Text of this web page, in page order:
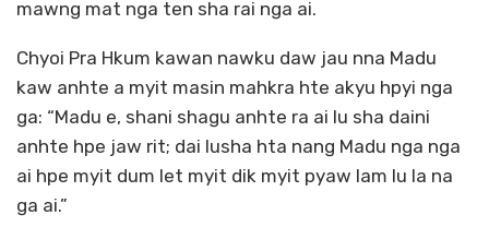
mawng mat nga ten sha rai nga ai.
Chyoi Pra Hkum kawan nawku daw jau nna Madu
kaw anhte a myit masin mahkra hte akyu hpyi nga
ga: “Madu e, shani shagu anhte ra ai lu sha daini
anhte hpe jaw rit; dai lusha hta nang Madu nga nga
ai hpe myit dum let myit dik myit pyaw lam lu la na
ga ai.”